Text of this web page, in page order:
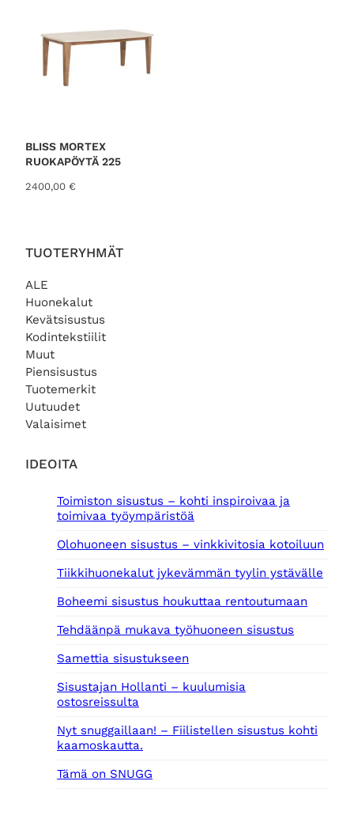
TUOTERYHMÄT
ALE
Huonekalut
Kevätsisustus
Kodintekstiilit
Muut
Piensisustus
Tuotemerkit
Uutuudet
Valaisimet
IDEOITA
Toimiston sisustus – kohti inspiroivaa ja
toimivaa työympäristöä
Olohuoneen sisustus – vinkkivitosia kotoiluun
Tiikkihuonekalut jykevämmän tyylin ystävälle
Boheemi sisustus houkuttaa rentoutumaan
Tehdäänpä mukava työhuoneen sisustus
Samettia sisustukseen
Sisustajan Hollanti – kuulumisia
ostosreissulta
Nyt snuggaillaan! – Fiilistellen sisustus kohti
kaamoskautta.
Tämä on SNUGG
BLISS MORTEX
RUOKAPÖYTÄ 225
2400,00 €